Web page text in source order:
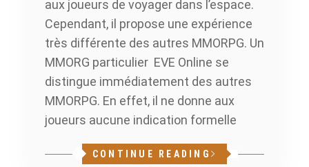
aux joueurs de voyager dans l’espace.
Cependant, il propose une expérience
très différente des autres MMORPG. Un
MMORG particulier EVE Online se
distingue immédiatement des autres
MMORPG. En effet, il ne donne aux
joueurs aucune indication formelle
CONTINUE READING